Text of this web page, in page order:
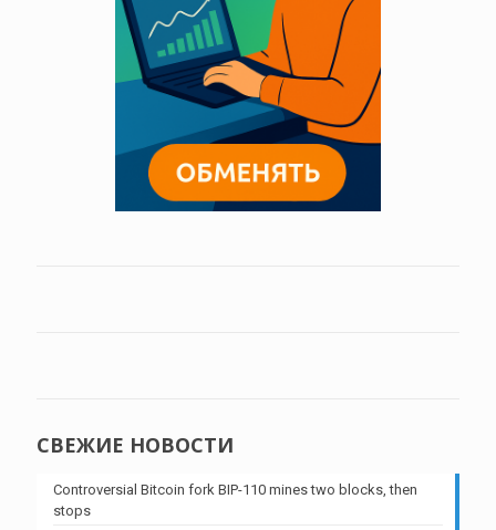
СВЕЖИЕ НОВОСТИ
Controversial Bitcoin fork BIP-110 mines two blocks, then
stops